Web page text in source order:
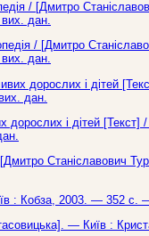
/ [Дмитро
дан.
/ [Дмитро
дан.
дорослих і дітей
дан.
дорослих і дітей
Станіславович
: Кобза, 2003. — 352 с. —
— Київ :